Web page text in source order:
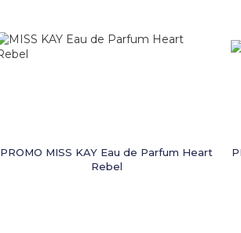
PROMO MISS KAY Eau de Parfum Heart
Rebel